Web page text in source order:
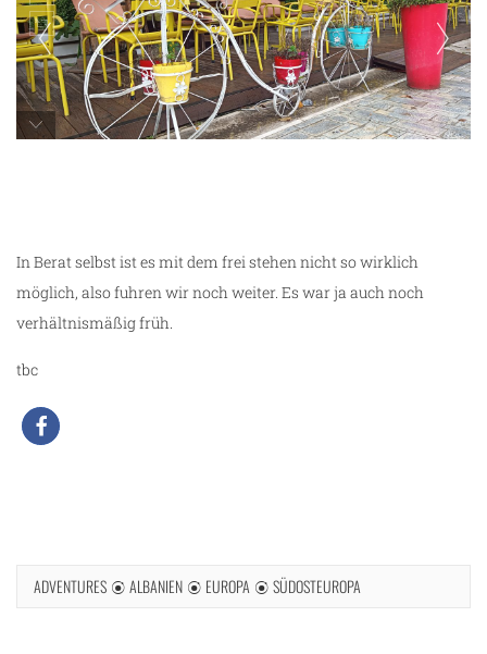
In Berat selbst ist es mit dem frei stehen nicht so wirklich
möglich, also fuhren wir noch weiter. Es war ja auch noch
verhältnismäßig früh.
tbc
ADVENTURES ALBANIEN EUROPA SÜDOSTEUROPA